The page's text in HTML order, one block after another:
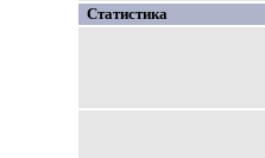
Статистика